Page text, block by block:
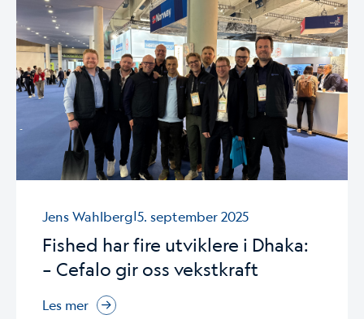
Jens Wahlberg|5. september 2025
Fished har fire utviklere i Dhaka:
– Cefalo gir oss vekstkraft
Les mer